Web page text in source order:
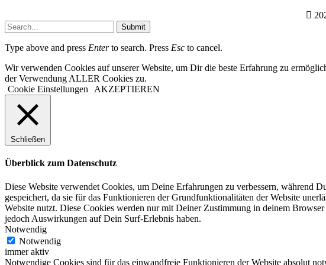
Submit
Type above and press Enterto search. Press Esc to cancel.
Wir verwenden Cookies auf unserer Website, um Dir die beste Erfahrung zu
der Verwendung ALLER Cookies zu.
Cookie Einstellungen
AKZEPTIEREN
Schließen
Überblick zum Datenschutz
Diese Website verwendet Cookies, um Deine Erfahrungen zu verbessern, während
gespeichert, da sie für das Funktionieren der Grundfunktionalitäten der Website
Website nutzt. Diese Cookies werden nur mit Deiner Zustimmung in deinem
jedoch Auswirkungen auf Dein Surf-Erlebnis haben.
Notwendig
Notwendig
immer aktiv
Notwendige Cookies sind für das einwandfreie Funktionieren der Website absolut